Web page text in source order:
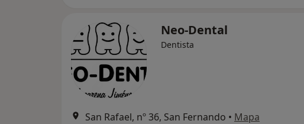
Neo-Dental
Dentista
San Rafael, nº 36, San Fernando • Mapa